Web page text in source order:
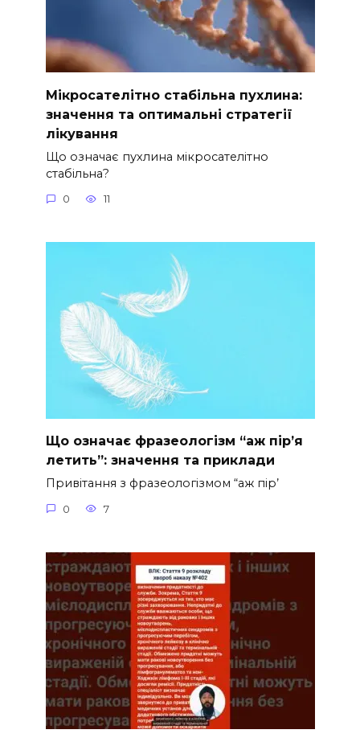
Мікросателітно стабільна пухлина:
значення та оптимальні стратегії
лікування
Що означає пухлина мікросателітно
стабільна?
0 11
Що означає фразеологізм “аж пір’я
летить”: значення та приклади
Привітання з фразеологізмом “аж пір’
0 7